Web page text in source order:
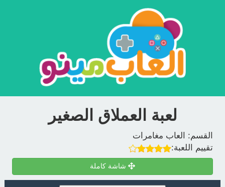
لعبة العملاق الصغير
القسم:
العاب مغامرات
تقييم اللعبة:
شاشة كاملة